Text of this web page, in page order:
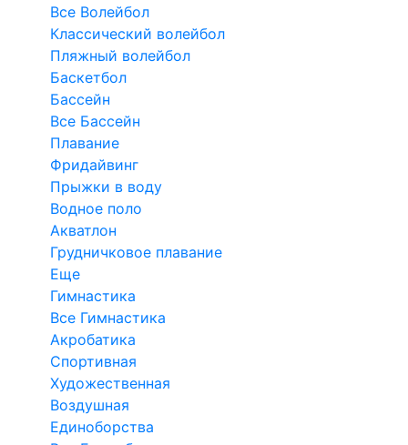
Все Волейбол
Классический волейбол
Пляжный волейбол
Баскетбол
Бассейн
Все Бассейн
Плавание
Фридайвинг
Прыжки в воду
Водное поло
Акватлон
Грудничковое плавание
Еще
Гимнастика
Все Гимнастика
Акробатика
Спортивная
Художественная
Воздушная
Единоборства